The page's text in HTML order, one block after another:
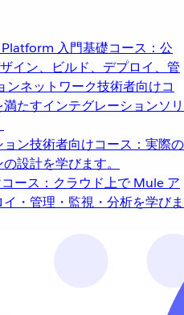
入門基礎コース：公
イン、ビルド、デプロイ、管
ンネットワーク技術者向けコ
たすインテグレーションソリ
ョン技術者向けコース：実際の
設計を学びます。
ース：クラウド上で Mule ア
・管理・監視・分析を学びま